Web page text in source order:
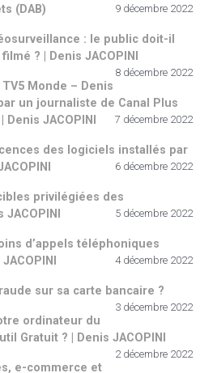
(DAB)
9 décembre 2022
: le public doit-il
? | Denis JACOPINI
8 décembre 2022
Monde – Denis
un journaliste de Canal Plus
JACOPINI
7 décembre 2022
des logiciels installés par
6 décembre 2022
privilégiées des
5 décembre 2022
d’appels téléphoniques
4 décembre 2022
sur sa carte bancaire ?
3 décembre 2022
ordinateur du
Gratuit ? | Denis JACOPINI
2 décembre 2022
e-commerce et